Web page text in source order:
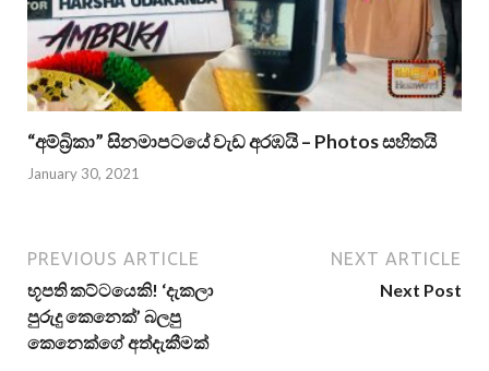
“අම්බ්‍රිකා” සිනමාපටයේ වැඩ අරඹයි – Photos සහිතයි
January 30, 2021
PREVIOUS ARTICLE
භූපති කට්ටයෙකි! ‘දැකලා
පුරුදු කෙනෙක්’ බලපු
කෙනෙක්ගේ අත්දැකීමක්
NEXT ARTICLE
Next Post